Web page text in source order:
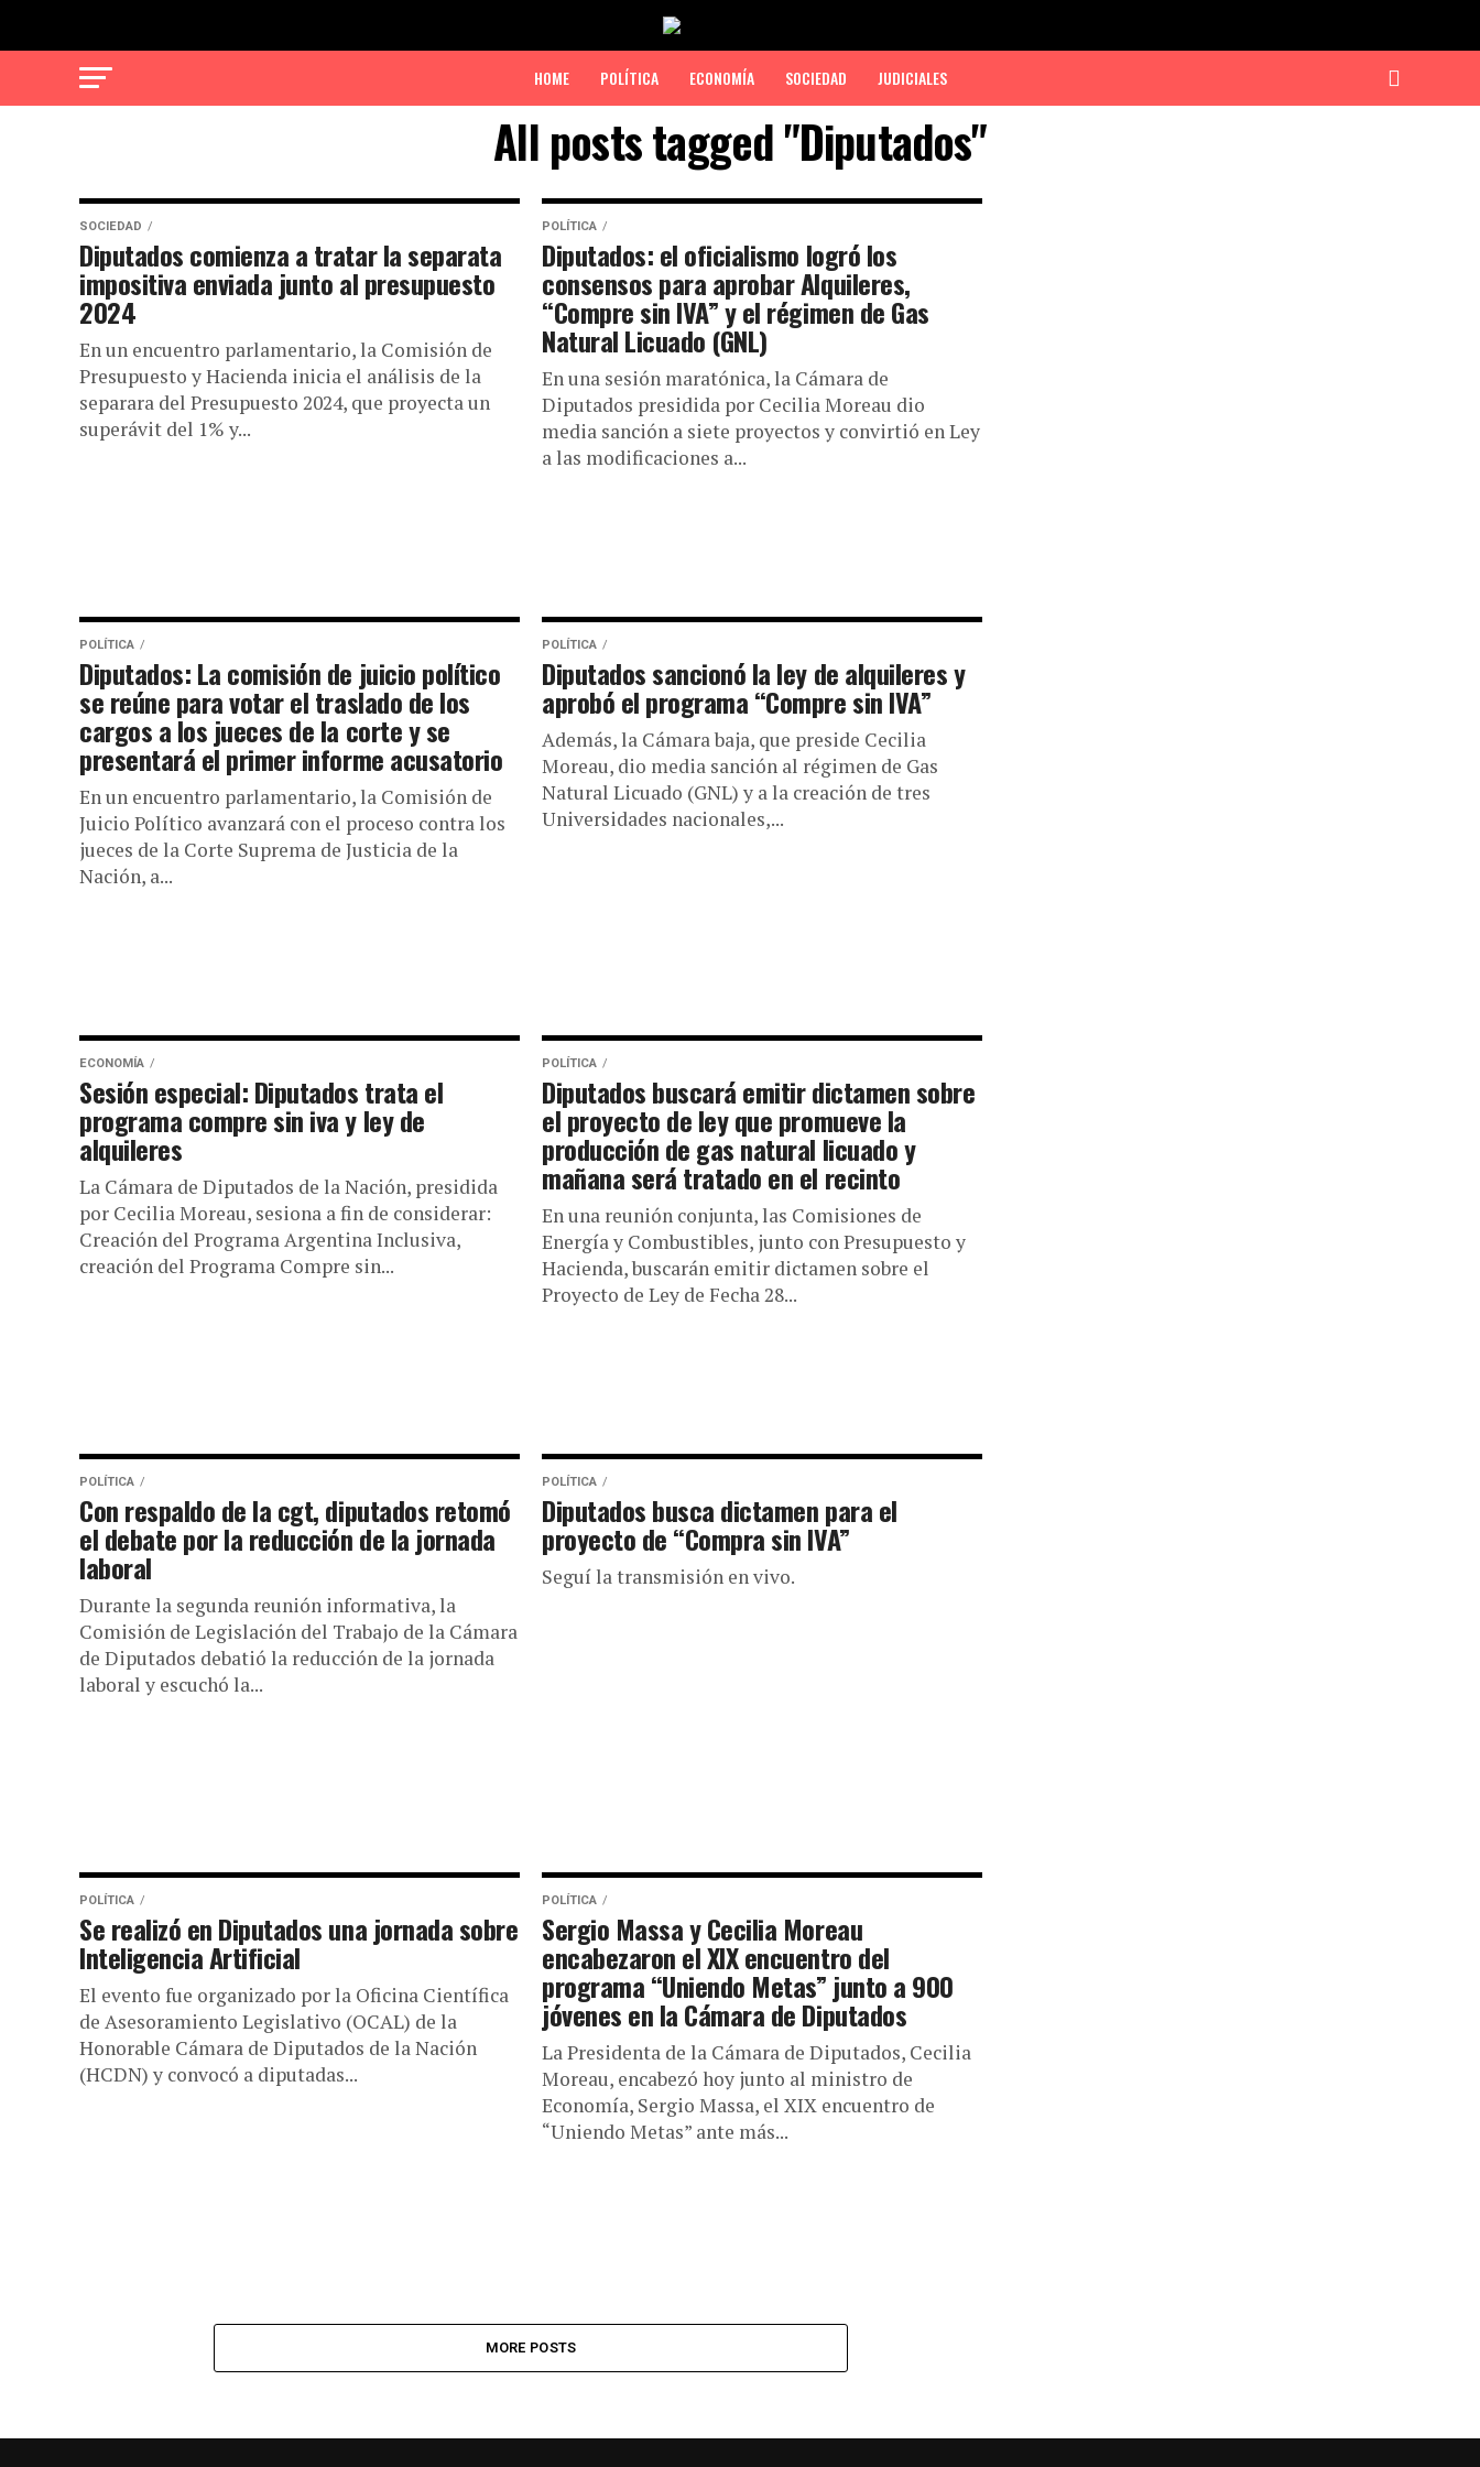
HOME POLÍTICA ECONOMÍA SOCIEDAD JUDICIALES
All posts tagged "Diputados"
SOCIEDAD
Diputados comienza a tratar la separata
impositiva enviada junto al presupuesto
2024
En un encuentro parlamentario, la Comisión de
Presupuesto y Hacienda inicia el análisis de la
separara del Presupuesto 2024, que proyecta un
superávit del 1% y...
POLÍTICA
Diputados: el oficialismo logró los
consensos para aprobar Alquileres,
“Compre sin IVA” y el régimen de Gas
Natural Licuado (GNL)
En una sesión maratónica, la Cámara de
Diputados presidida por Cecilia Moreau dio
media sanción a siete proyectos y convirtió en Ley
a las modificaciones a...
POLÍTICA
Diputados: La comisión de juicio político
se reúne para votar el traslado de los
cargos a los jueces de la corte y se
presentará el primer informe acusatorio
En un encuentro parlamentario, la Comisión de
Juicio Político avanzará con el proceso contra los
jueces de la Corte Suprema de Justicia de la
Nación, a...
POLÍTICA
Diputados sancionó la ley de alquileres y
aprobó el programa “Compre sin IVA”
Además, la Cámara baja, que preside Cecilia
Moreau, dio media sanción al régimen de Gas
Natural Licuado (GNL) y a la creación de tres
Universidades nacionales,...
ECONOMÍA
Sesión especial: Diputados trata el
programa compre sin iva y ley de
alquileres
La Cámara de Diputados de la Nación, presidida
por Cecilia Moreau, sesiona a fin de considerar:
Creación del Programa Argentina Inclusiva,
creación del Programa Compre sin...
POLÍTICA
Diputados buscará emitir dictamen sobre
el proyecto de ley que promueve la
producción de gas natural licuado y
mañana será tratado en el recinto
En una reunión conjunta, las Comisiones de
Energía y Combustibles, junto con Presupuesto y
Hacienda, buscarán emitir dictamen sobre el
Proyecto de Ley de Fecha 28...
POLÍTICA
Con respaldo de la cgt, diputados retomó
el debate por la reducción de la jornada
laboral
Durante la segunda reunión informativa, la
Comisión de Legislación del Trabajo de la Cámara
de Diputados debatió la reducción de la jornada
laboral y escuchó la...
POLÍTICA
Diputados busca dictamen para el
proyecto de “Compra sin IVA”
Seguí la transmisión en vivo.
POLÍTICA
Se realizó en Diputados una jornada sobre
Inteligencia Artificial
El evento fue organizado por la Oficina Científica
de Asesoramiento Legislativo (OCAL) de la
Honorable Cámara de Diputados de la Nación
(HCDN) y convocó a diputadas...
POLÍTICA
Sergio Massa y Cecilia Moreau
encabezaron el XIX encuentro del
programa “Uniendo Metas” junto a 900
jóvenes en la Cámara de Diputados
La Presidenta de la Cámara de Diputados, Cecilia
Moreau, encabezó hoy junto al ministro de
Economía, Sergio Massa, el XIX encuentro de
“Uniendo Metas” ante más...
MORE POSTS